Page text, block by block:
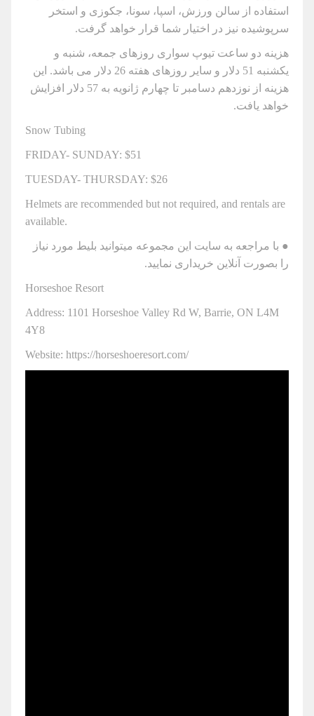
استفاده از سالن ورزش، اسپا، سونا، جکوزی و استخر
سرپوشیده نیز در اختیار شما قرار خواهد گرفت.
هزینه دو ساعت تیوپ سواری روزهای جمعه، شنبه و
یکشنبه 51 دلار و سایر روزهای هفته 26 دلار می باشد. این
هزینه از نوزدهم دسامبر تا چهارم ژانویه به 57 دلار افزایش
خواهد یافت.
Snow Tubing
FRIDAY- SUNDAY: $51
TUESDAY- THURSDAY: $26
Helmets are recommended but not required, and rentals are
available.
● با مراجعه به سایت این مجموعه میتوانید بلیط مورد نیاز
را بصورت آنلاین خریداری نمایید.
Horseshoe Resort
Address: 1101 Horseshoe Valley Rd W, Barrie, ON L4M
4Y8
Website: https://horseshoeresort.com/